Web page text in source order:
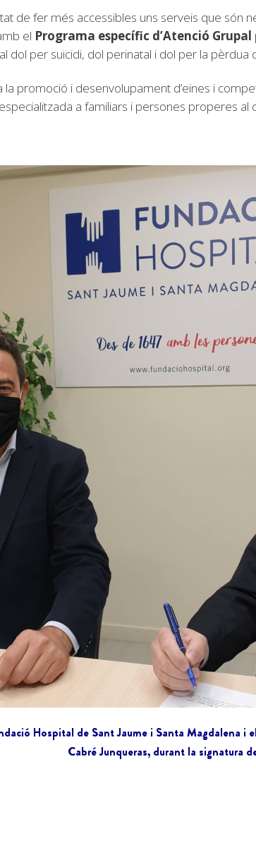
de fer més accessibles uns serveis que són
el Programa específic d’Atenció Grupal
dol per suïcidi, dol perinatal i dol per la pèrdua
la promoció i desenvolupament d’eines i
a familiars i persones properes al
Hospital de Sant Jaume i Santa Magdalena
Cabré Junqueras, durant la signatura